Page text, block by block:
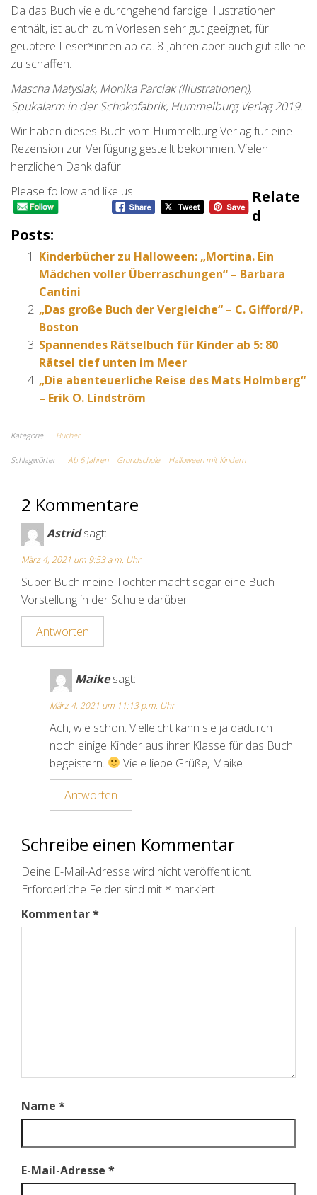
Da das Buch viele durchgehend farbige Illustrationen
enthält, ist auch zum Vorlesen sehr gut geeignet, für
geübtere Leser*innen ab ca. 8 Jahren aber auch gut alleine
zu schaffen.
Mascha Matysiak, Monika Parciak (Illustrationen),
Spukalarm in der Schokofabrik, Hummelburg Verlag 2019.
Wir haben dieses Buch vom Hummelburg Verlag für eine
Rezension zur Verfügung gestellt bekommen. Vielen
herzlichen Dank dafür.
Please follow and like us:
Relate
D
Posts:
Kinderbücher zu Halloween: „Mortina. Ein
Mädchen voller Überraschungen“ – Barbara
Cantini
„Das große Buch der Vergleiche“ – C. Gifford/P.
Boston
Spannendes Rätselbuch für Kinder ab 5: 80
Rätsel tief unten im Meer
„Die abenteuerliche Reise des Mats Holmberg“
– Erik O. Lindström
Kategorie Bücher
Schlagwörter Ab 6 Jahren Grundschule Halloween mit Kindern
2 Kommentare
Astrid sagt:
März 4, 2021 um 9:53 a.m. Uhr
Super Buch meine Tochter macht sogar eine Buch
Vorstellung in der Schule darüber
Antworten
Maike sagt:
März 4, 2021 um 11:13 p.m. Uhr
Ach, wie schön. Vielleicht kann sie ja dadurch
noch einige Kinder aus ihrer Klasse für das Buch
begeistern.
Viele liebe Grüße, Maike
Antworten
Schreibe einen Kommentar
Deine E-Mail-Adresse wird nicht veröffentlicht.
Erforderliche Felder sind mit * markiert
Kommentar*
Name *
E-Mail-Adresse *